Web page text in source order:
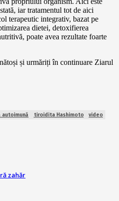
iar tratamentul tot de aici
terapeutic integrativ, bazat pe
dietei, detoxifierea
poate avea rezultate foarte
și urmăriți în continuare Ziarul
tiroidita Hashimoto video
zahăr